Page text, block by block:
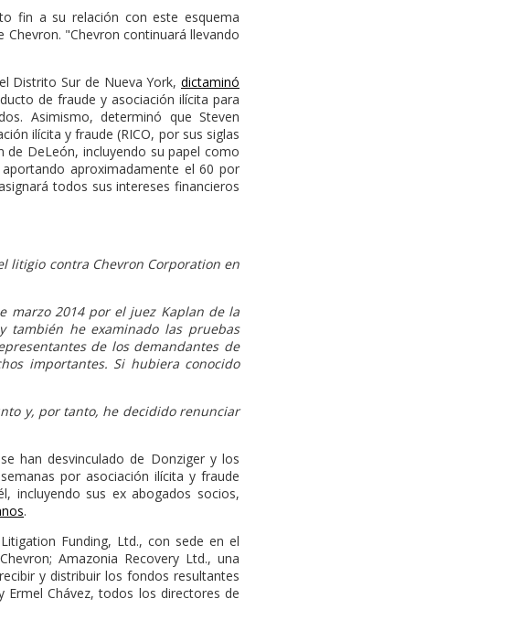
fin a su relación con este esquema
"Chevron continuará llevando
Distrito Sur de Nueva York, dictaminó
de fraude y asociación ilícita para
Asimismo, determinó que Steven
ilícita y fraude (RICO, por sus siglas
de DeLeón, incluyendo su papel como
aproximadamente el 60 por
todos sus intereses financieros
litigio contra Chevron Corporation en
2014 por el juez Kaplan de la
también he examinado las pruebas
de los demandantes de
importantes. Si hubiera conocido
y, por tanto, he decidido renunciar
han desvinculado de Donziger y los
por asociación ilícita y fraude
incluyendo sus ex abogados socios,
.
Funding, Ltd., con sede en el
Amazonia Recovery Ltd., una
y distribuir los fondos resultantes
Ermel Chávez, todos los directores de